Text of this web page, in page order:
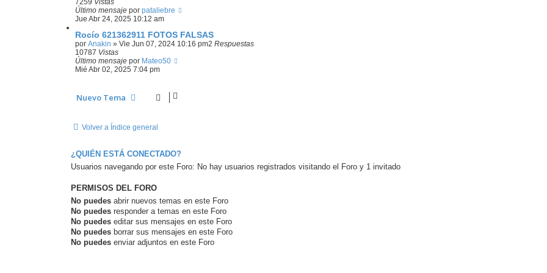
7259 Vistas
Último mensaje por pataliebre
Jue Abr 24, 2025 10:12 am
Rocío 621362911 FOTOS FALSAS
por Anakin » Vie Jun 07, 2024 10:16 pm2 Respuestas
10787 Vistas
Último mensaje por Mateo50
Mié Abr 02, 2025 7:04 pm
Nuevo Tema
Volver a Índice general
¿QUIÉN ESTÁ CONECTADO?
Usuarios navegando por este Foro: No hay usuarios registrados visitando el Foro y 1 invitado
PERMISOS DEL FORO
No puedes abrir nuevos temas en este Foro
No puedes responder a temas en este Foro
No puedes editar sus mensajes en este Foro
No puedes borrar sus mensajes en este Foro
No puedes enviar adjuntos en este Foro